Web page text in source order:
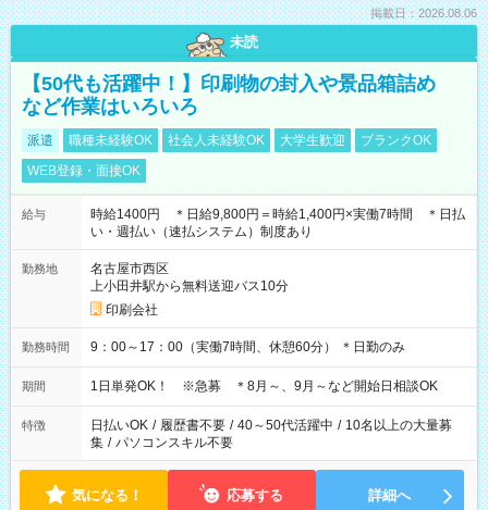
掲載日：2026.08.06
未読
【50代も活躍中！】印刷物の封入や景品箱詰め
など作業はいろいろ
派遣 職種未経験OK 社会人未経験OK 大学生歓迎
ブランクOK
WEB登録・面接OK
給与
時給1400円 ＊日給9,800円＝時給1,400円×実働7時間 ＊日払
い・週払い（速払システム）制度あり
勤務地
名古屋市西区
上小田井駅から無料送迎バス10分
印刷会社
勤務時間 9：00～17：00（実働7時間、休憩60分） ＊日勤のみ
期間 1日単発OK！ ※急募 ＊8月～、9月～など開始日相談OK
特徴 日払いOK / 履歴書不要 / 40～50代活躍中 / 10名以上の大量募
集 / パソコンスキル不要
気になる！ 応募する 詳細へ